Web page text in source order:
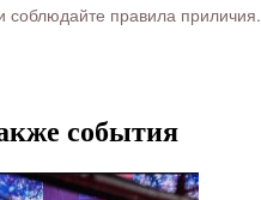
соблюдайте правила приличия.
события